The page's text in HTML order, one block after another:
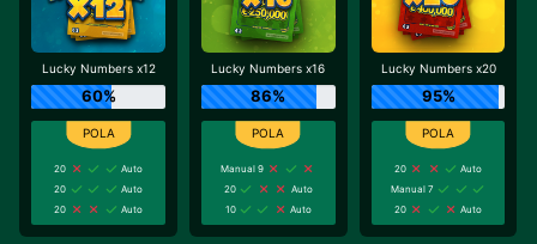
Lucky Numbers x12
60%
20
Auto
20
Auto
20
Auto
Lucky Numbers x16
86%
Manual 9
20
Auto
10
Auto
Lucky Numbers x20
95%
20
Auto
Manual 7
20
Auto